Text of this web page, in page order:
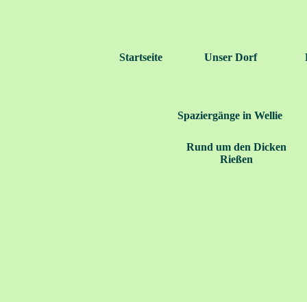
Startseite Unser Dorf
Spaziergänge in Wellie
Rund um den Dicken
Rießen